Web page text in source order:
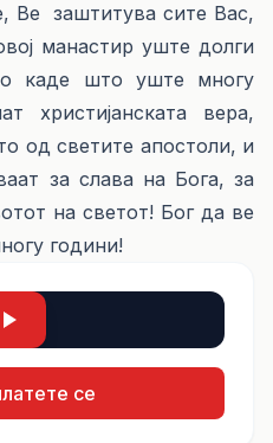
Ве заштитува сите Вас,
манастир уште долги
каде што уште многу
христијанската вера,
од светите апостоли, и
за слава на Бога, за
на светот! Бог да ве
години!
се